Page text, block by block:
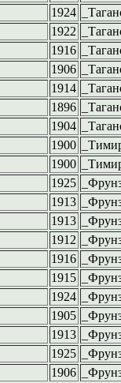
1924
1922
1916
1906
1914
1896
1904
1900
1900
1925
1913
1913
1912
1916
1915
1924
1905
1913
1925
1906